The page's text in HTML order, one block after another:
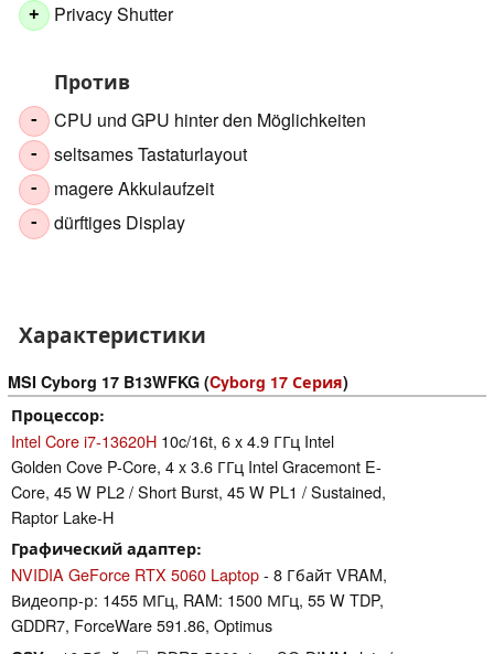
+ Privacy Shutter
Против
- CPU und GPU hinter den Möglichkeiten
- seltsames Tastaturlayout
- magere Akkulaufzeit
- dürftiges Display
Характеристики
MSI Cyborg 17 B13WFKG (Cyborg 17 Серия)
Процессор
Intel Core i7-13620H 10c/16t, 6 x 4.9 ГГц Intel
Golden Cove P-Core, 4 x 3.6 ГГц Intel Gracemont E-
Core, 45 W PL2 / Short Burst, 45 W PL1 / Sustained,
Raptor Lake-H
Графический адаптер
NVIDIA GeForce RTX 5060 Laptop- 8 Гбайт VRAM,
Видеопр-р: 1455 МГц, RAM: 1500 МГц, 55 W TDP,
GDDR7, ForceWare 591.86, Optimus